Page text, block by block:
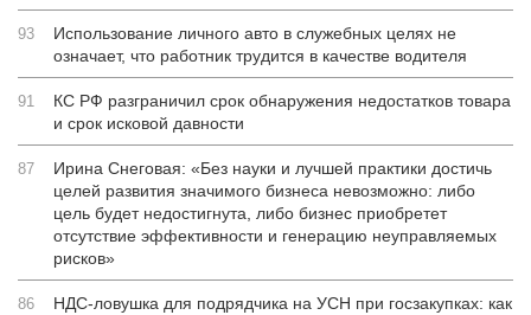
93
Использование личного авто в служебных целях не
означает, что работник трудится в качестве водителя
91
КС РФ разграничил срок обнаружения недостатков товара
и срок исковой давности
87
Ирина Снеговая: «Без науки и лучшей практики достичь
целей развития значимого бизнеса невозможно: либо
цель будет недостигнута, либо бизнес приобретет
отсутствие эффективности и генерацию неуправляемых
рисков»
86 НДС-ловушка для подрядчика на УСН при госзакупках: как